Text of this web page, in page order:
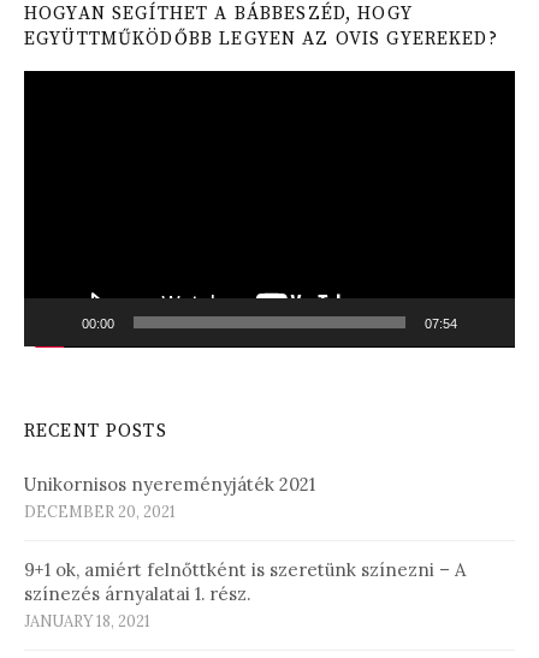
HOGYAN SEGÍTHET A BÁBBESZÉD, HOGY
EGYÜTTMŰKÖDŐBB LEGYEN AZ OVIS GYEREKED?
00:00 07:54
RECENT POSTS
Unikornisos nyereményjáték 2021
DECEMBER 20, 2021
9+1 ok, amiért felnőttként is szeretünk színezni – A
színezés árnyalatai 1. rész.
JANUARY 18, 2021